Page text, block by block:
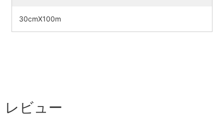
30cmX100m
レビュー